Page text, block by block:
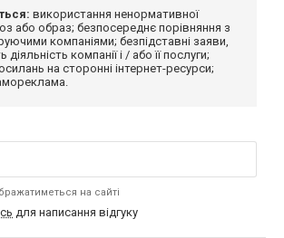
використання ненормативної
або образ; безпосереднє порівняння з
компаніями; безпідставні заяви,
компанії і / або її послуги;
на сторонні інтернет-ресурси;
на сайті
для написання відгуку